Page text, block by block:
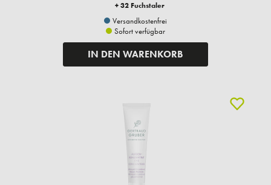
+ 32 Fuchstaler
Versandkostenfrei
Sofort verfügbar
IN DEN WARENKORB